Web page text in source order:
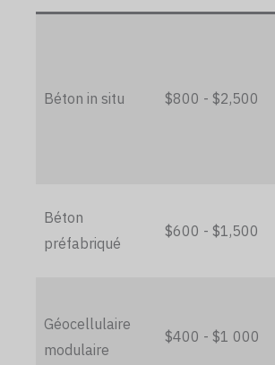
Béton in situ $800 - $2,500
Béton
préfabriqué
$600 - $1,500
Géocellulaire
modulaire
$400 - $1 000